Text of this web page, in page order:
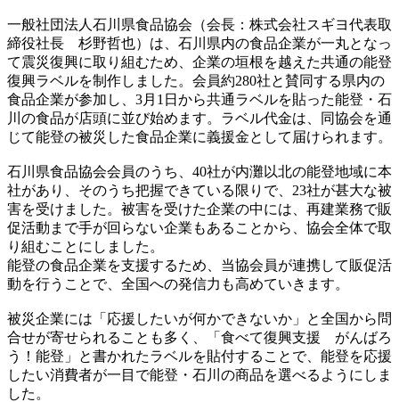
一般社団法人石川県食品協会（会長：株式会社スギヨ代表取
締役社長 杉野哲也）は、石川県内の食品企業が一丸となっ
て震災復興に取り組むため、企業の垣根を越えた共通の能登
復興ラベルを制作しました。会員約280社と賛同する県内の
食品企業が参加し、3月1日から共通ラベルを貼った能登・石
川の食品が店頭に並び始めます。ラベル代金は、同協会を通
じて能登の被災した食品企業に義援金として届けられます。
石川県食品協会会員のうち、40社が内灘以北の能登地域に本
社があり、そのうち把握できている限りで、23社が甚大な被
害を受けました。被害を受けた企業の中には、再建業務で販
促活動まで手が回らない企業もあることから、協会全体で取
り組むことにしました。
能登の食品企業を支援するため、当協会員が連携して販促活
動を行うことで、全国への発信力も高めていきます。
被災企業には「応援したいが何かできないか」と全国から問
合せが寄せられることも多く、「食べて復興支援 がんばろ
う！能登」と書かれたラベルを貼付することで、能登を応援
したい消費者が一目で能登・石川の商品を選べるようにしま
した。